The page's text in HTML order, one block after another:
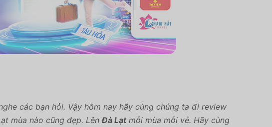
các bạn hỏi. Vậy hôm nay hãy cùng chúng ta đi review
mùa nào cũng đẹp. Lên Đà Lạtmỗi mùa mỗi vẻ. Hãy cùng